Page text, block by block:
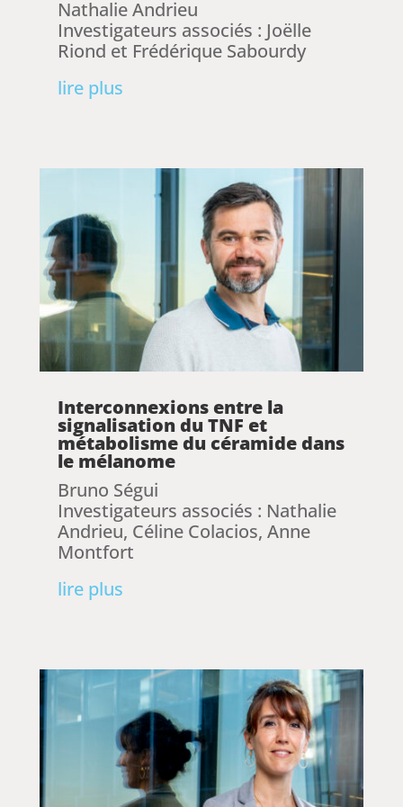
Nathalie Andrieu
Investigateurs associés : Joëlle
Riond et Frédérique Sabourdy
lire plus
Interconnexions entre la
signalisation du TNF et
métabolisme du céramide dans
le mélanome
Bruno Ségui
Investigateurs associés : Nathalie
Andrieu, Céline Colacios, Anne
Montfort
lire plus